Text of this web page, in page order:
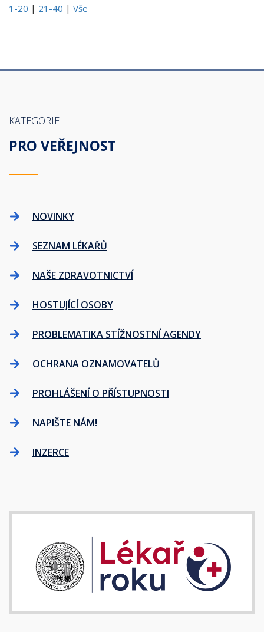
1-20 | 21-40 | Vše
KATEGORIE
PRO VEŘEJNOST
NOVINKY
SEZNAM LÉKAŘŮ
NAŠE ZDRAVOTNICTVÍ
HOSTUJÍCÍ OSOBY
PROBLEMATIKA STÍŽNOSTNÍ AGENDY
OCHRANA OZNAMOVATELŮ
PROHLÁŠENÍ O PŘÍSTUPNOSTI
NAPIŠTE NÁM!
INZERCE